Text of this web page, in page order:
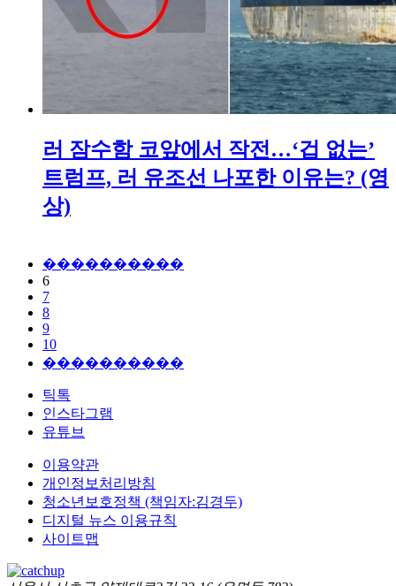
러 잠수함 코앞에서 작전…‘겁 없는’
트럼프, 러 유조선 나포한 이유는? (영
상)
����������
6
7
8
9
10
����������
틱톡
인스타그램
유튜브
이용약관
개인정보처리방침
청소년보호정책 (책임자:김경두)
디지털 뉴스 이용규칙
사이트맵